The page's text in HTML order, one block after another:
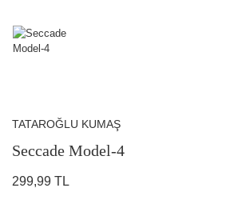
TATAROĞLU KUMAŞ
Seccade Model-4
299,99 TL